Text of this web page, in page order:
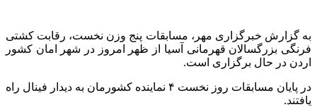
به گزارش خبرگزاری مهر، مسابقات پنج وزن نخست، رقابت کشتی
فرنگی بزرگسالان قهرمانی آسیا از ظهر امروز در شهر امان کشور
اردن در حال برگزاری است.
در پایان مسابقات روز نخست ۴ نماینده کشورمان به دیدار فینال راه
یافتند.